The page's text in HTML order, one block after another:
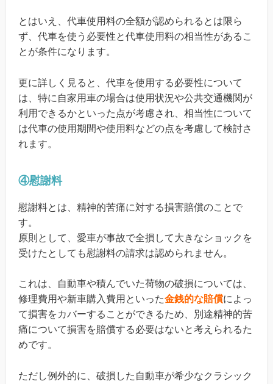
とはいえ、代車使用料の全額が認められるとは限ら
ず、代車を使う必要性と代車使用料の相当性があるこ
とが条件になります。
更に詳しく見ると、代車を使用する必要性について
は、特に自家用車の場合は使用状況や公共交通機関が
利用できるかといった点が考慮され、相当性について
は代車の使用期間や使用料などの点を考慮して検討さ
れます。
④慰謝料
慰謝料とは、精神的苦痛に対する損害賠償のことで
す。
原則として、愛車が事故で全損して大きなショックを
受けたとしても慰謝料の請求は認められません。
これは、自動車や積んでいた荷物の破損については、
修理費用や新車購入費用といった金銭的な賠償によっ
て損害をカバーすることができるため、別途精神的苦
痛について損害を賠償する必要はないと考えられるた
めです。
ただし例外的に、破損した自動車が希少なクラシック